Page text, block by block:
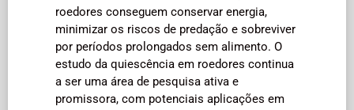
roedores conseguem conservar energia,
minimizar os riscos de predação e sobreviver
por períodos prolongados sem alimento. O
estudo da quiescência em roedores continua
a ser uma área de pesquisa ativa e
promissora, com potenciais aplicações em